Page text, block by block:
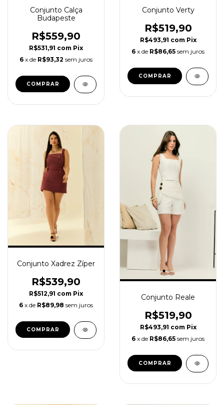
Conjunto Calça
Budapeste
R$559,90
R$531,91 com Pix
6 x de R$93,32 sem juros
COMPRAR
Conjunto Verty
R$519,90
R$493,91 com Pix
6 x de R$86,65 sem juros
COMPRAR
Conjunto Xadrez Zíper
R$539,90
R$512,91 com Pix
6 x de R$89,98 sem juros
COMPRAR
Conjunto Reale
R$519,90
R$493,91 com Pix
6 x de R$86,65 sem juros
COMPRAR